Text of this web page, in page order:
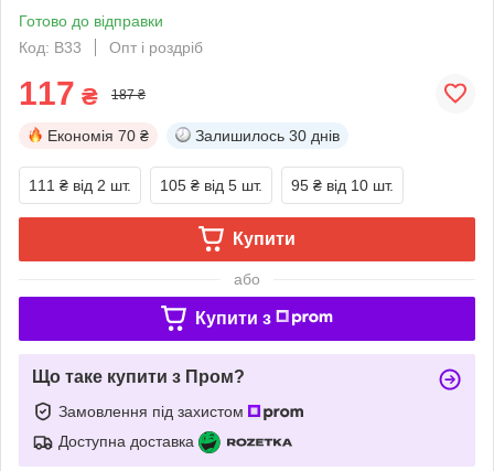
Готово до відправки
Код: В33
Опт і роздріб
117 ₴ 187 ₴
Економія 70 ₴ Залишилось 30 днів
111 ₴ від 2 шт. 105 ₴ від 5 шт. 95 ₴ від 10 шт.
Купити
або
Купити з
Що таке купити з Пром?
Замовлення під захистом
Доступна доставка